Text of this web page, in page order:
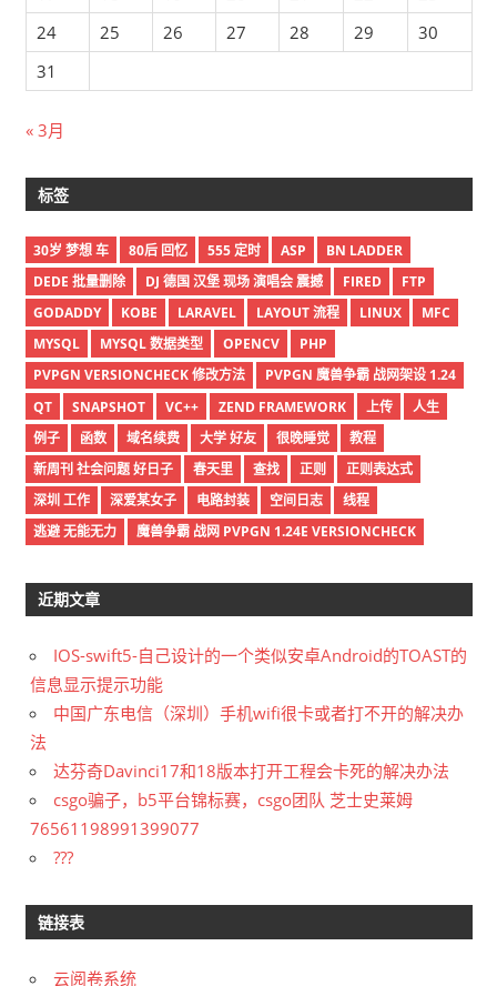
24
25 26 27 28 29
30
31
« 3月
标签
30岁 梦想 车 80后 回忆 555 定时 ASP
BN LADDER
DEDE 批量删除
DJ 德国 汉堡 现场 演唱会 震撼 FIRED
FTP
GODADDY
KOBE LARAVEL LAYOUT 流程 LINUX
MFC
MYSQL
MYSQL 数据类型 OPENCV
PHP
PVPGN VERSIONCHECK 修改方法
PVPGN 魔兽争霸 战网架设 1.24
QT
SNAPSHOT VC++ ZEND FRAMEWORK 上传
人生
例子
函数 域名续费 大学 好友 很晚睡觉
教程
新周刊 社会问题 好日子
春天里 查找 正则
正则表达式
深圳 工作
深爱某女子 电路封装 空间日志
线程
逃避 无能无力
魔兽争霸 战网 PVPGN 1.24E VERSIONCHECK
近期文章
IOS-swift5-自己设计的一个类似安卓Android的TOAST的
信息显示提示功能
中国广东电信（深圳）手机wifi很卡或者打不开的解决办
法
达芬奇Davinci17和18版本打开工程会卡死的解决办法
csgo骗子，b5平台锦标赛，csgo团队 芝士史莱姆
76561198991399077
???
链接表
云阅卷系统